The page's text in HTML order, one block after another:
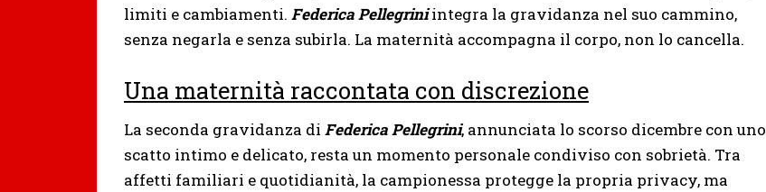
limiti e cambiamenti. Federica Pellegriniintegra la gravidanza nel suo cammino,
senza negarla e senza subirla. La maternità accompagna il corpo, non lo cancella.
Una maternità raccontata con discrezione
La seconda gravidanza di Federica Pellegrini, annunciata lo scorso dicembre con uno
scatto intimo e delicato, resta un momento personale condiviso con sobrietà. Tra
affetti familiari e quotidianità, la campionessa protegge la propria privacy, ma